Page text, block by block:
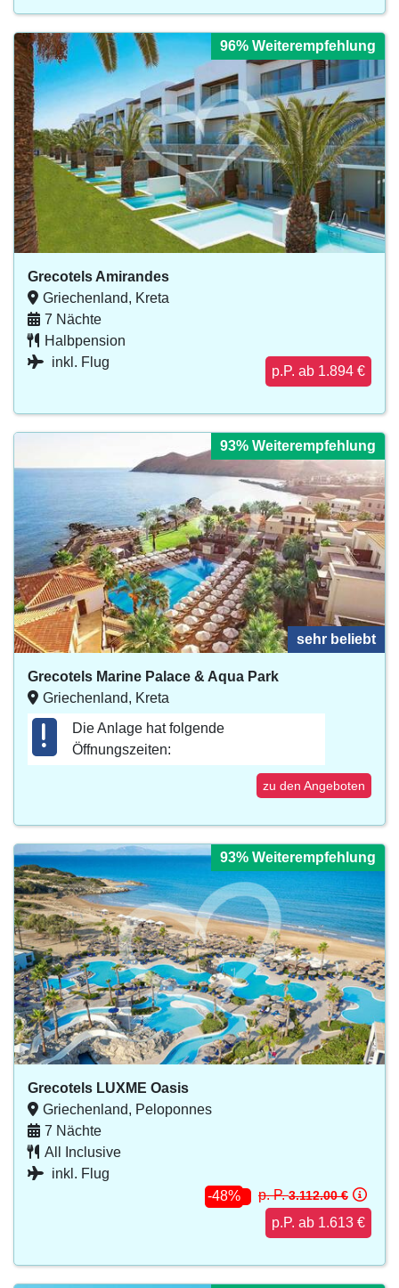
96% Weiterempfehlung
Grecotels Amirandes
Griechenland, Kreta
7 Nächte
Halbpension
inkl. Flug
p.P. ab 1.894 €
93% Weiterempfehlung
sehr beliebt
Grecotels Marine Palace & Aqua Park
Griechenland, Kreta
zu den Angeboten
Die Anlage hat folgende
Öffnungszeiten:
93% Weiterempfehlung
Grecotels LUXME Oasis
Griechenland, Peloponnes
7 Nächte
All Inclusive
inkl. Flug
-48%
p. P.3.112.00 €
p.P. ab 1.613 €